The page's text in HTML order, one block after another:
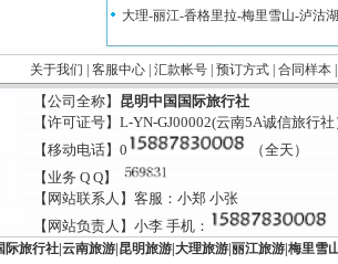
大理-丽江-香格里拉-梅里雪山-泸沽
关于我们 客服中心| 汇款帐号| 预订方式| 合同样本
【公司全称】 昆明中国国际旅行社
【许可证号】L-YN-GJ00002(云南5A诚信旅行社
【移动电话】0
（全天）
【业务 Q Q】
【网站联系人】客服：小郑 小张
【网站负责人】小李 手机：
际旅行社| 云南旅游| 昆明旅游| 大理旅游| 丽江旅游| 梅里雪